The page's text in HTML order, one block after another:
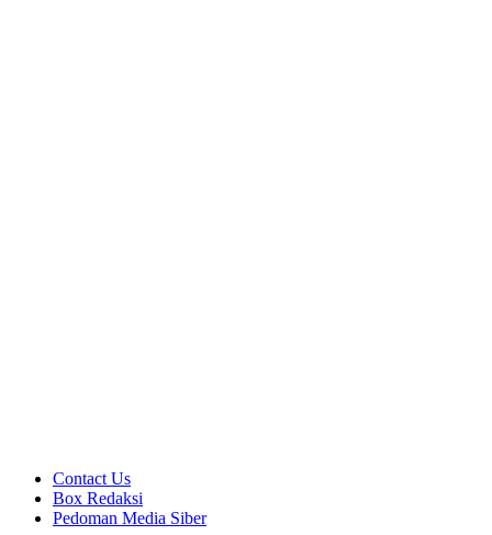
Contact Us
Box Redaksi
Pedoman Media Siber